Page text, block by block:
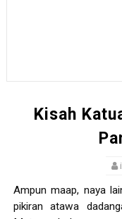
Kisah
Ampun maap, naya
pikiran atawa